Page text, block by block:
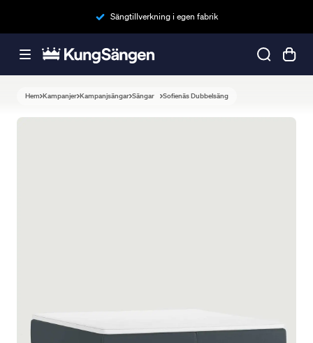
Sängtillverkning i egen fabrik
Hem Kampanjer Kampanjsängar Sängar Sofienäs Dubbelsäng